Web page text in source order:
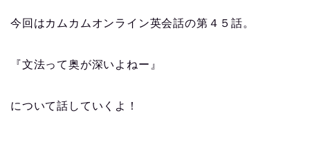
今回はカムカムオンライン英会話の第４５話。
『文法って奥が深いよねー』
について話していくよ！